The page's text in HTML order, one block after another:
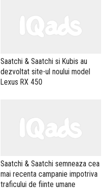
Saatchi & Saatchi si Kubis au
dezvoltat site-ul noului model
Lexus RX 450
Saatchi & Saatchi semneaza cea
mai recenta campanie impotriva
traficului de fiinte umane